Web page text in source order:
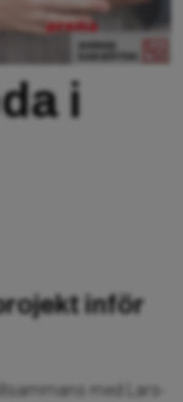
i
inför
med Lars-